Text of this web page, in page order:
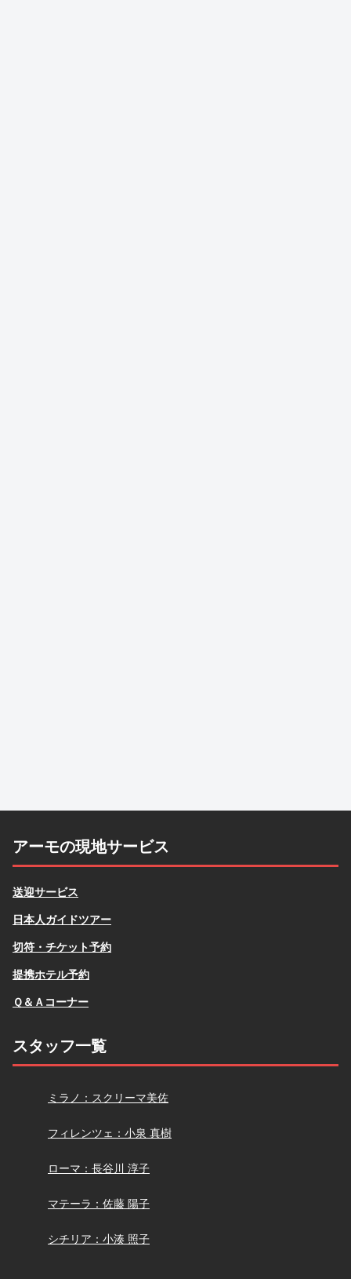
アーモの現地サービス
送迎サービス
日本人ガイドツアー
切符・チケット予約
提携ホテル予約
Ｑ＆Ａコーナー
スタッフ一覧
スクリーマ
ミラノ：スクリーマ美佐
小泉
フィレンツェ：小泉 真樹
長谷川
ローマ：長谷川 淳子
佐藤
マテーラ：佐藤 陽子
小湊
シチリア：小湊 照子